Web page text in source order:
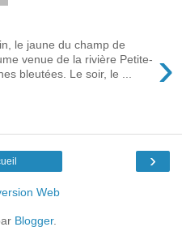
›
le jaune du champ de
venue de la rivière Petite-
bleutées. Le soir, le ...
›
Web
Blogger.